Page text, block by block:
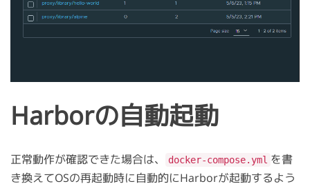
Harborの自動起動
正常動作が確認できた場合は、 docker-compose.yml を書
き換えてOSの再起動時に自動的にHarborが起動するよう